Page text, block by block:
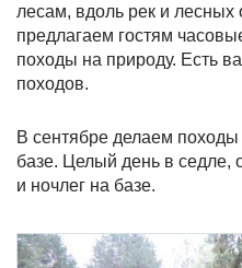
лесам, вдоль рек и
предлагаем гостям
походы на природу. Есть
походов.
В сентябре делаем
базе. Целый день в седле,
и ночлег на базе.